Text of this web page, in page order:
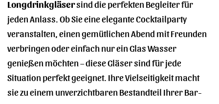
Longdrinkgläsersind die perfekten Begleiter für
jeden Anlass. Ob Sie eine elegante Cocktailparty
veranstalten, einen gemütlichen Abend mit Freunden
verbringen oder einfach nur ein Glas Wasser
genießen möchten – diese Gläser sind für jede
Situation perfekt geeignet. Ihre Vielseitigkeit macht
sie zu einem unverzichtbaren Bestandteil Ihrer Bar-